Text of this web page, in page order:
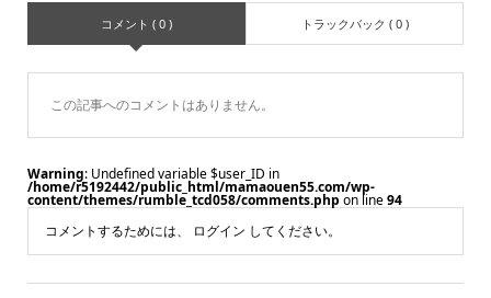
コメント ( 0 ) トラックバック ( 0 )
この記事へのコメントはありません。
Warning: Undefined variable $user_ID in
/home/r5192442/public_html/mamaouen55.com/wp-
content/themes/rumble_tcd058/comments.php on line94
コメントするためには、
ログイン してください。